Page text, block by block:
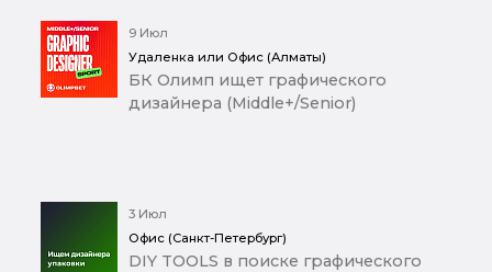
9 Июл
Удаленка или Офис (Алматы)
БК Олимп ищет графического
дизайнера (Middle+/Senior)
3 Июл
Офис (Санкт-Петербург)
DIY TOOLS в поиске графического